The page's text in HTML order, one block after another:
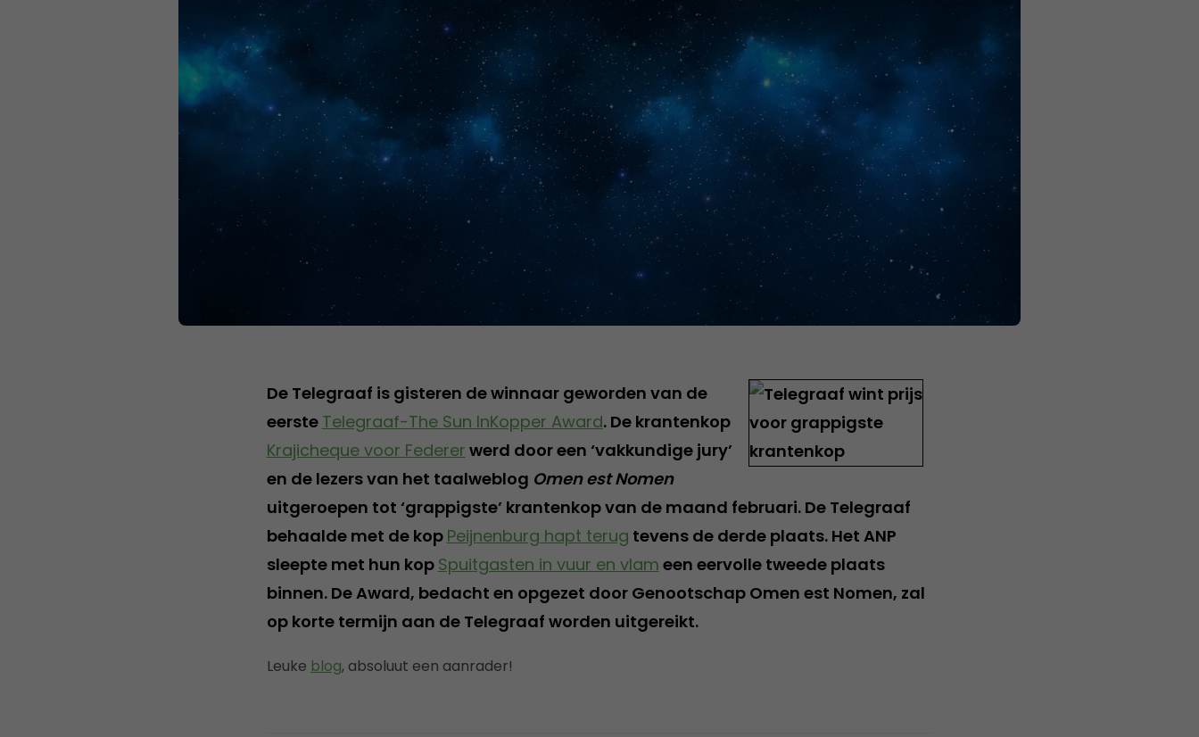
De Telegraaf is gisteren de winnaar geworden van de
eerste Telegraaf-The Sun InKopper Award. De krantenkop
Krajicheque voor Federer werd door een ‘vakkundige jury’
en de lezers van het taalweblog Omen est Nomen
uitgeroepen tot ‘grappigste’ krantenkop van de maand februari. De Telegraaf
behaalde met de kop Peijnenburg hapt terug tevens de derde plaats. Het ANP
sleepte met hun kop Spuitgasten in vuur en vlam een eervolle tweede plaats
binnen. De Award, bedacht en opgezet door Genootschap Omen est Nomen, zal
op korte termijn aan de Telegraaf worden uitgereikt.
Leuke blog, absoluut een aanrader!